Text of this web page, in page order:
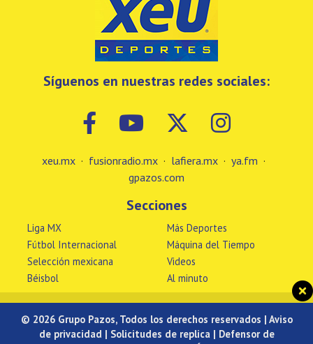
Síguenos en nuestras redes sociales:
xeu.mx · fusionradio.mx · lafiera.mx · ya.fm ·
gpazos.com
Secciones
Liga MX
Fútbol Internacional
Selección mexicana
Béisbol
Más Deportes
Máquina del Tiempo
Videos
Al minuto
© 2026 Grupo Pazos, Todos los derechos reservados | Aviso
de privacidad | Solicitudes de replica| Defensor de